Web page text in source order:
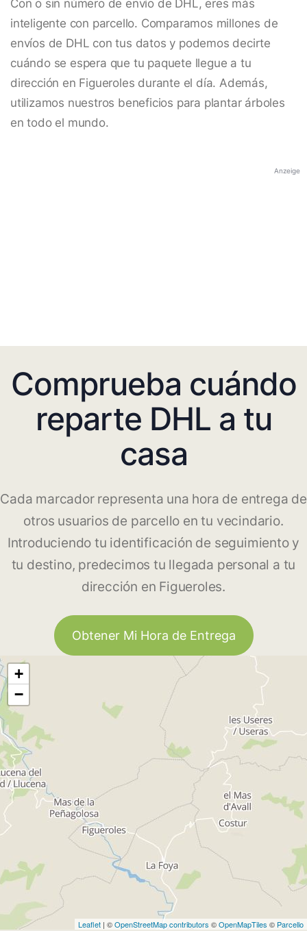
Con o sin número de envío de DHL, eres más
inteligente con parcello. Comparamos millones de
envíos de DHL con tus datos y podemos decirte
cuándo se espera que tu paquete llegue a tu
dirección en Figueroles durante el día. Además,
utilizamos nuestros beneficios para plantar árboles
en todo el mundo.
Anzeige
Comprueba cuándo
reparte DHL a tu
casa
Cada marcador representa una hora de entrega de
otros usuarios de parcello en tu vecindario.
Introduciendo tu identificación de seguimiento y
tu destino, predecimos tu llegada personal a tu
dirección en Figueroles.
Obtener Mi Hora de Entrega
+
−
Leaflet | ©OpenStreetMap contributors ©OpenMapTiles © Parcello